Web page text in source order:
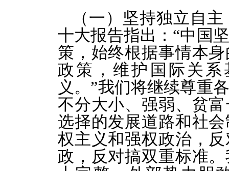
（一）坚持独立自
十大报告指出：“中国
策，始终根据事情本
政策，维护国际关
义。”我们将继续尊重
不分大小、强弱、贫
选择的发展道路和社
权主义和强权政治，
政，反对搞双重标准